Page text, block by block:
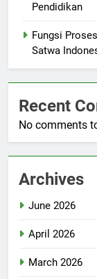
Pendidikan
Fungsi
Satwa
Recent
No comments
Archives
June 2026
April 2026
March 2026